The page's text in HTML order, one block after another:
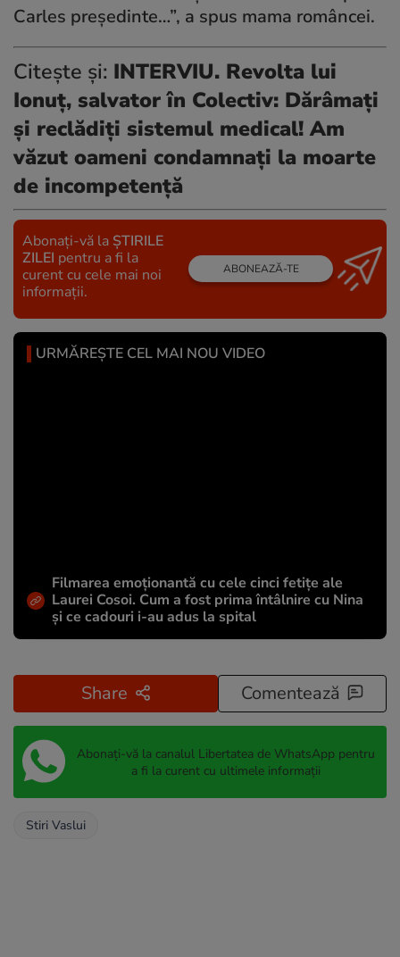
Carles președinte…”, a spus mama româncei.
Citește și: INTERVIU. Revolta lui
Ionuț, salvator în Colectiv: Dărâmați
și reclădiți sistemul medical! Am
văzut oameni condamnați la moarte
de incompetență
Abonați-vă la ȘTIRILE
ZILEI pentru a fi la
curent cu cele mai noi
informații.
ABONEAZĂ-TE
URMĂREȘTE CEL MAI NOU VIDEO
Filmarea emoționantă cu cele cinci fetițe ale
Laurei Cosoi. Cum a fost prima întâlnire cu Nina
și ce cadouri i-au adus la spital
Share Comentează
Abonați-vă la canalul Libertatea de WhatsApp pentru
a fi la curent cu ultimele informații
Stiri Vaslui